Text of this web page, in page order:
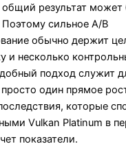
общий результат может
сильное A/B
обычно держит
и несколько
подход служит
один прямое
которые
Vulkan Platinum в
показатели.